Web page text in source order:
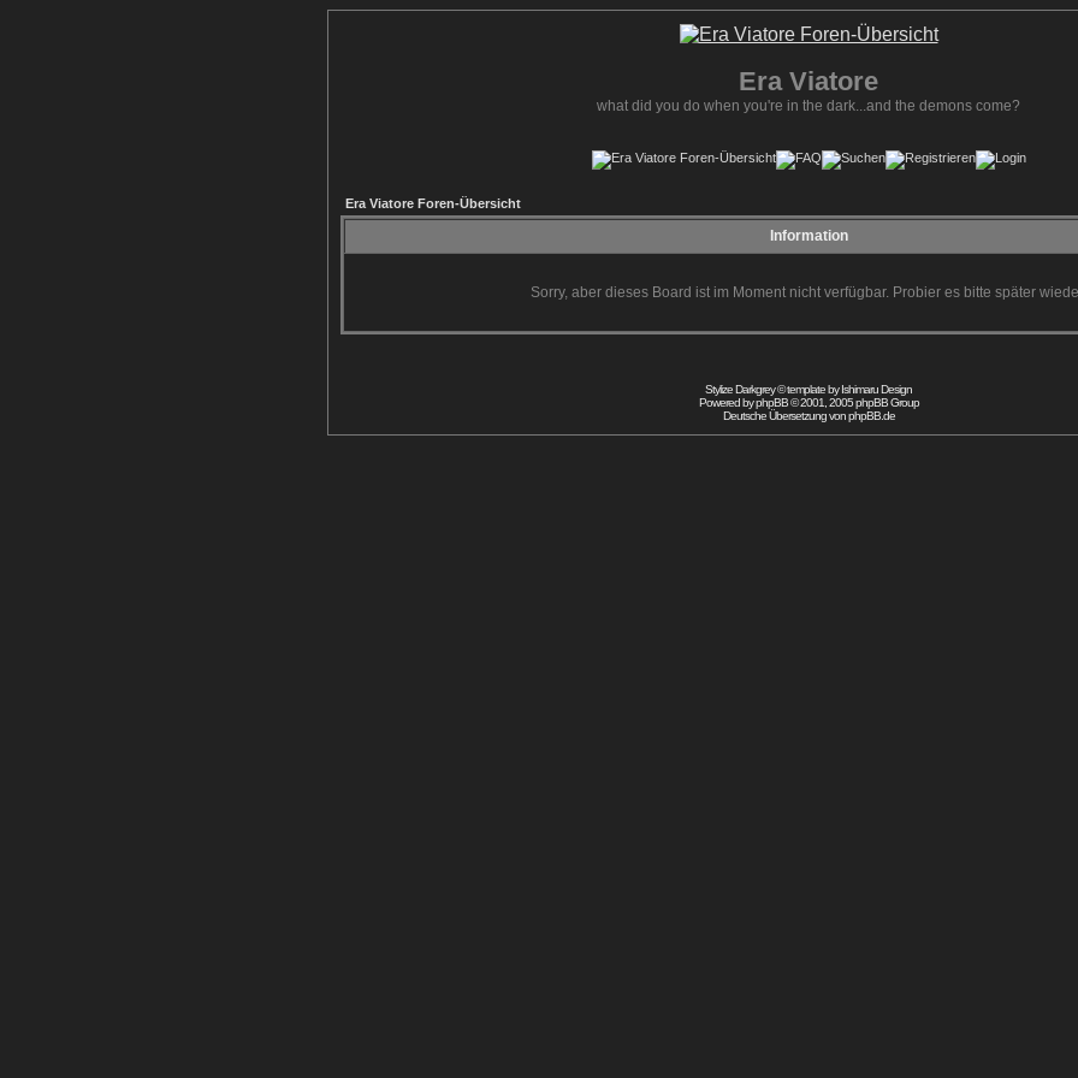
Era Viatore
what did you do when you're in the dark...and the demons come?
Era Viatore Foren-Übersicht
Information
Sorry, aber dieses Board ist im Moment nicht verfügbar. Probier es bitte später
Stylize Darkgrey © template byIshimaru Design
Powered byphpBB© 2001, 2005 phpBB Group
Deutsche Übersetzung vonphpBB.de